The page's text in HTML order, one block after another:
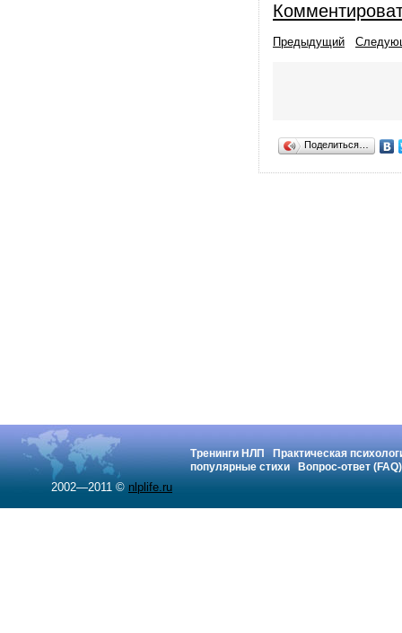
Предыдущий
Поделиться…
Тренинги НЛП
Практическая
популярные стихи
Вопрос-ответ (FAQ)
2002—2011 © nlplife.ru